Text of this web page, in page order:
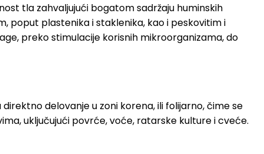
tla zahvaljujući bogatom sadržaju huminskih
poput plastenika i staklenika, kao i peskovitim i
preko stimulacije korisnih mikroorganizama, do
delovanje u zoni korena, ili folijarno, čime se
uključujući povrće, voće, ratarske kulture i cveće.